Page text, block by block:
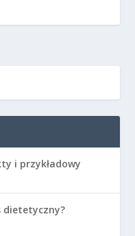
i przykładowy
dietetyczny?